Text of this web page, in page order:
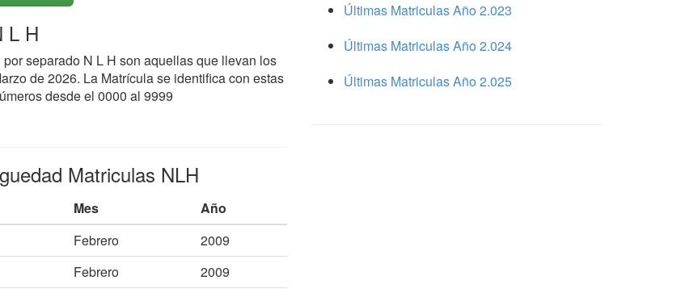
L H
por separado N L H son aquellas que llevan los
de 2026. La Matrícula se identifica con estas
desde el 0000 al 9999
Matriculas NLH
Mes
Año
Febrero
2009
Febrero
2009
Últimas Matriculas Año 2.023
Últimas Matriculas Año 2.024
Últimas Matriculas Año 2.025